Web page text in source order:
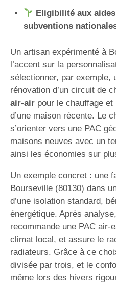
Eligibilité aux
subventions
Un artisan expérimenté à
l’accent sur la
sélectionner, par exemple,
rénovation d’un circuit de
air-air pour le chauffage
d’une maison récente. Le
s’orienter vers une PAC
maisons neuves avec un
ainsi les économies sur
Un exemple concret : une
Bourseville (80130) dans
d’une isolation standard,
énergétique. Après
recommande une PAC air-
climat local, et assure le
radiateurs. Grâce à ce
divisée par trois, et le
même lors des hivers